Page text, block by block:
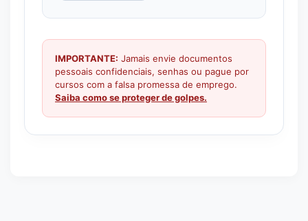
IMPORTANTE: Jamais envie documentos
pessoais confidenciais, senhas ou pague por
cursos com a falsa promessa de emprego.
Saiba como se proteger de golpes.